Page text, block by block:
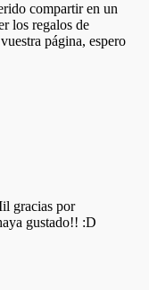
compartir en un
los regalos de
página, espero
gracias por
gustado!! :D